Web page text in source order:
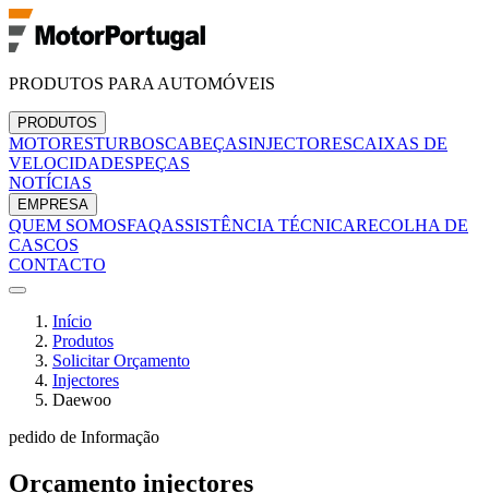
PRODUTOS PARA AUTOMÓVEIS
PRODUTOS
MOTORESTURBOSCABEÇASINJECTORESCAIXAS DE
VELOCIDADESPEÇAS
NOTÍCIAS
EMPRESA
QUEM SOMOSFAQASSISTÊNCIA TÉCNICARECOLHA DE
CASCOS
CONTACTO
Início
Produtos
Solicitar Orçamento
Injectores
Daewoo
pedido de Informação
Orçamento injectores